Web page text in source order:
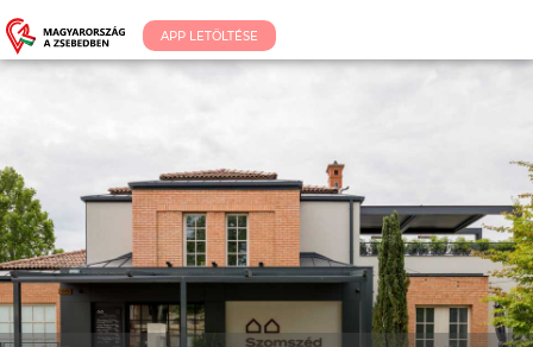
APP LETÖLTÉSE